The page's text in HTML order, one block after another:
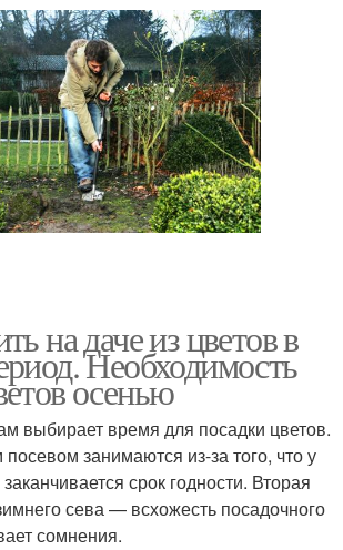
на даче из цветов в
Необходимость
осенью
выбирает время для посадки цветов.
занимаются из-за того, что у
срок годности. Вторая
сева — всхожесть посадочного
сомнения.